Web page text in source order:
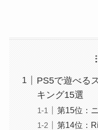
PS5で遊べる
キング15選
第15位：
第14位：